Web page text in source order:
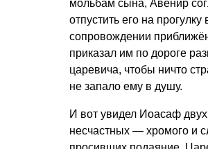
мольбам сына, Авенир
отпустить его на прогулку
сопровождении
приказал им по дороге
царевича, чтобы ничто
не запало ему в душу.
И вот увидел Иоасаф двух
несчастных — хромого и